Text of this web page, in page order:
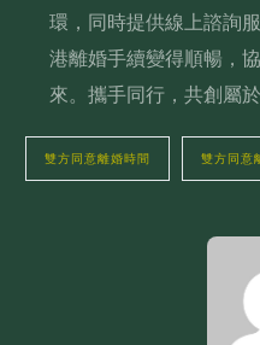
環，同時提供線上諮詢
港離婚手續變得順暢，
來。攜手同行，共創屬
雙方同意離婚時間 雙方同意